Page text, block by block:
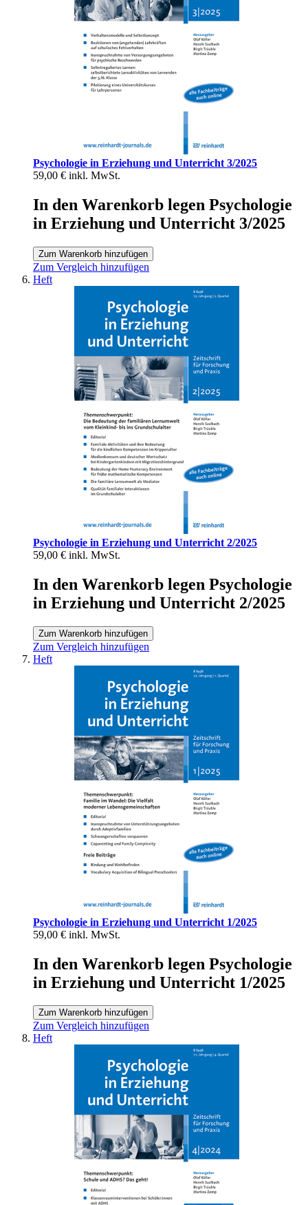
Psychologie in Erziehung und Unterricht 3/2025
59,00 € inkl. MwSt.
In den Warenkorb legen Psychologie
in Erziehung und Unterricht 3/2025
Zum Warenkorb hinzufügen
Zum Vergleich hinzufügen
Heft
Psychologie in Erziehung und Unterricht 2/2025
59,00 € inkl. MwSt.
In den Warenkorb legen Psychologie
in Erziehung und Unterricht 2/2025
Zum Warenkorb hinzufügen
Zum Vergleich hinzufügen
Heft
Psychologie in Erziehung und Unterricht 1/2025
59,00 € inkl. MwSt.
In den Warenkorb legen Psychologie
in Erziehung und Unterricht 1/2025
Zum Warenkorb hinzufügen
Zum Vergleich hinzufügen
Heft